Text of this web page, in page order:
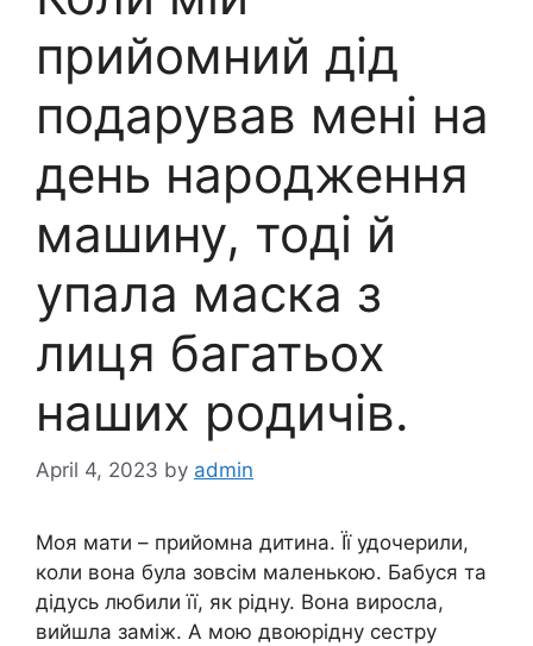
прийомний дід
подарував мені на
день народження
машину, тоді й
упала маска з
лиця багатьох
наших родичів.
April 4, 2023 by admin
Моя мати – прийомна дитина. Її удочерили,
коли вона була зовсім маленькою. Бабуся та
дідусь любили її, як рідну. Вона виросла,
вийшла заміж. А мою двоюрідну сестру